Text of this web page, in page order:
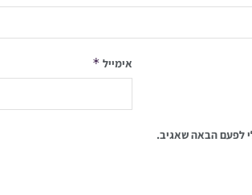
אימייל *
לפעם הבאה שאגיב.